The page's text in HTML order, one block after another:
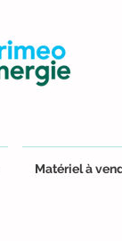
Matériel à